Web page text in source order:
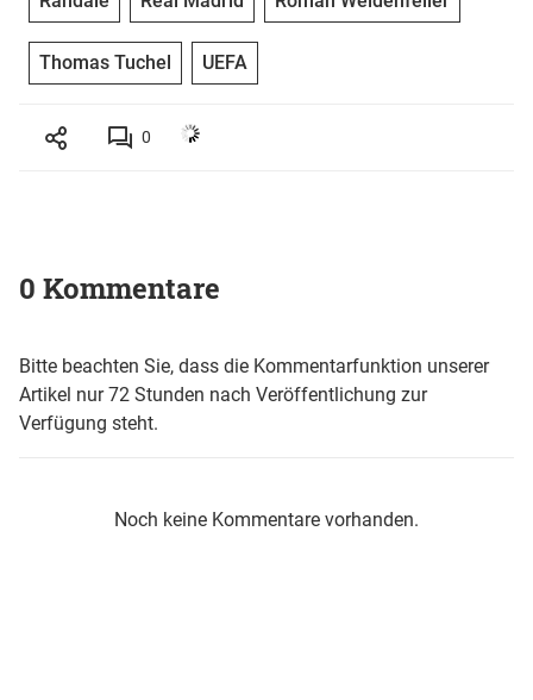
Thomas Tuchel UEFA
0
0 Kommentare
Bitte beachten Sie, dass die Kommentarfunktion unserer
Artikel nur 72 Stunden nach Veröffentlichung zur
Verfügung steht.
Noch keine Kommentare vorhanden.